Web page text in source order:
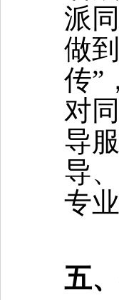
派
做到
传”，
对
导
导
专
五